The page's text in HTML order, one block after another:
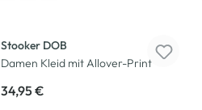
Stooker DOB
Damen Kleid mit Allover-Print
34,95 €